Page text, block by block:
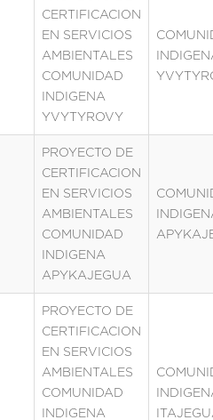
CERTIFICACION
EN SERVICIOS
AMBIENTALES
COMUNIDAD
INDIGENA
YVYTYROVY
PROYECTO DE
CERTIFICACION
EN SERVICIOS
AMBIENTALES
COMUNIDAD
INDIGENA
APYKAJEGUA
PROYECTO DE
CERTIFICACION
EN SERVICIOS
AMBIENTALES
COMUNIDAD
INDIGENA